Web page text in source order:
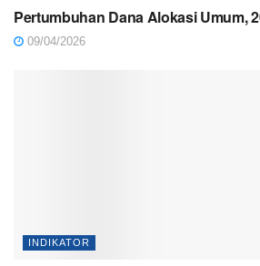
Pertumbuhan Dana Alokasi Umum,
09/04/2026
INDIKATOR